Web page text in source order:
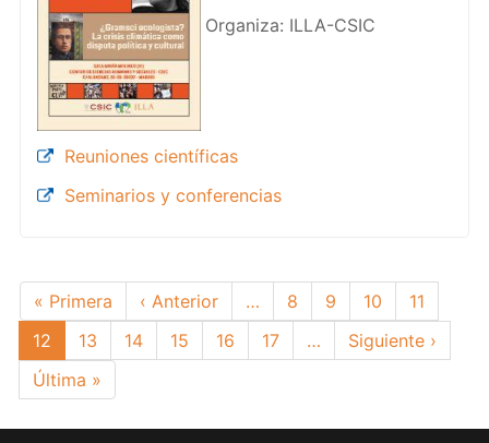
Organiza: ILLA-CSIC
Reuniones científicas
Seminarios y conferencias
Paginación
Primera
página
« Primera
Página
anterior
‹ Anterior … Page
8 Page
9 Page
10 Page
11
Página
actual
12 Page
13 Page
14 Page
15 Page
16 Page
17 …
Siguiente
página
Siguiente ›
Última
página
Última »